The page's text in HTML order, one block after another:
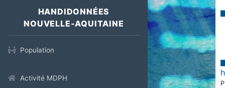
HANDIDONNÉES
NOUVELLE-AQUITAINE
Population
Activité MDPH